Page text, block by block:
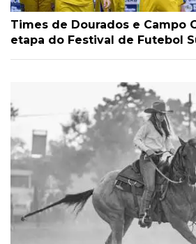
Times de Dourados e Campo
etapa do Festival de Futebol